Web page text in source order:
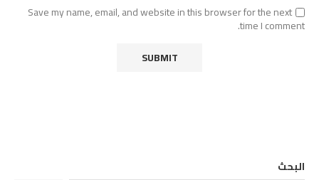
Save my name, email, and website in this browser for the next
time I comment.
البحث